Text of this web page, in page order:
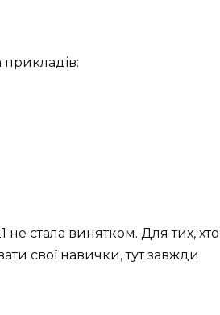
прикладів:
не стала винятком. Для тих, хто
свої навички, тут завжди